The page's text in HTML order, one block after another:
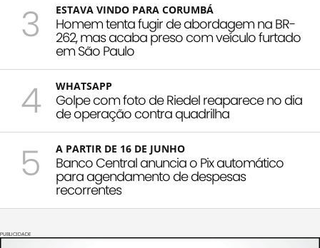
3 ESTAVA VINDO PARA CORUMBÁ
Homem tenta fugir de abordagem na BR-
262, mas acaba preso com veículo furtado
em São Paulo
4 WHATSAPP
Golpe com foto de Riedel reaparece no dia
de operação contra quadrilha
5 A PARTIR DE 16 DE JUNHO
Banco Central anuncia o Pix automático
para agendamento de despesas
recorrentes
PUBLICIDADE